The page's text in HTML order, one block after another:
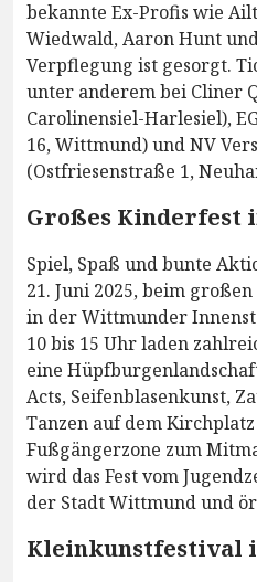
bekannte Ex-Profis wie
Wiedwald, Aaron Hunt
Verpflegung ist gesorgt.
unter anderem bei Cliner
Carolinensiel-Harlesiel),
16, Wittmund) und NV
(Ostfriesenstraße 1,
Großes Kinderfest
Spiel, Spaß und bunte
21. Juni 2025, beim
in der Wittmunder
10 bis 15 Uhr laden
eine
Acts, Seifenblasenkunst,
Tanzen auf dem
Fußgängerzone zum
wird das Fest vom
der Stadt Wittmund und
Kleinkunstfestival